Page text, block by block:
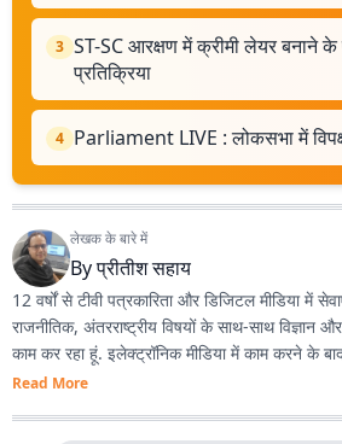
3 ST-SC आरक्षण में क्रीमी लेयर बनाने के
प्रतिक्रिया
4 Parliament LIVE : लोकसभा में
लेखक के बारे में
Byप्रीतीश सहाय
12 वर्षों से टीवी पत्रकारिता और डिजिटल मीडिया में
राजनीतिक, अंतरराष्ट्रीय विषयों के साथ-साथ विज्ञान और ब्रह्मांड विषयों पर रुचि
काम कर रहा हूं. इलेक्ट्रॉनिक मीडिया में काम करने के
Read More